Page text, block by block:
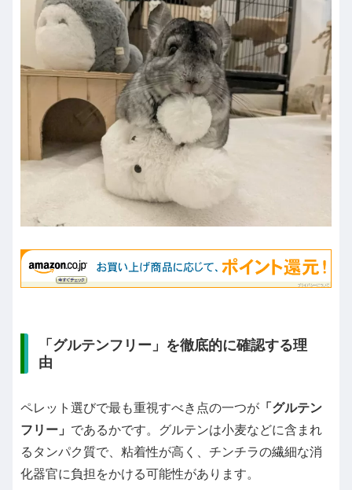
「グルテンフリー」を徹底的に確認する理
由
ペレット選びで最も重視すべき点の一つが 「グルテン
フリー」 であるかです。グルテンは小麦などに含まれ
るタンパク質で、粘着性が高く、チンチラの繊細な消
化器官に負担をかける可能性があります。